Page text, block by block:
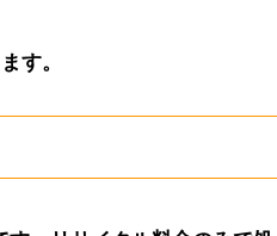
す。